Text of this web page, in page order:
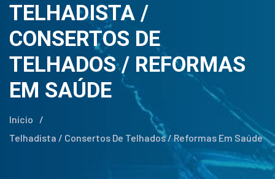
TELHADISTA /
CONSERTOS DE
TELHADOS / REFORMAS
EM SAÚDE
Início
/
Telhadista / Consertos De Telhados / Reformas Em Saúde